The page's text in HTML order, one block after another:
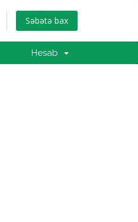
Səbətə bax
Hesab